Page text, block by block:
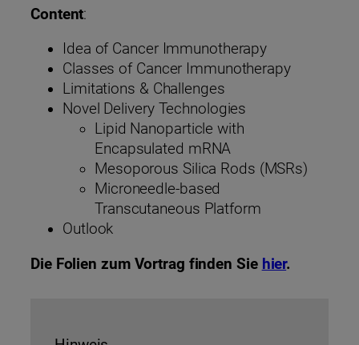
Content:
Idea of Cancer Immunotherapy
Classes of Cancer Immunotherapy
Limitations & Challenges
Novel Delivery Technologies
Lipid Nanoparticle with
Encapsulated mRNA
Mesoporous Silica Rods (MSRs)
Microneedle-based
Transcutaneous Platform
Outlook
Die Folien zum Vortrag finden Sie hier.